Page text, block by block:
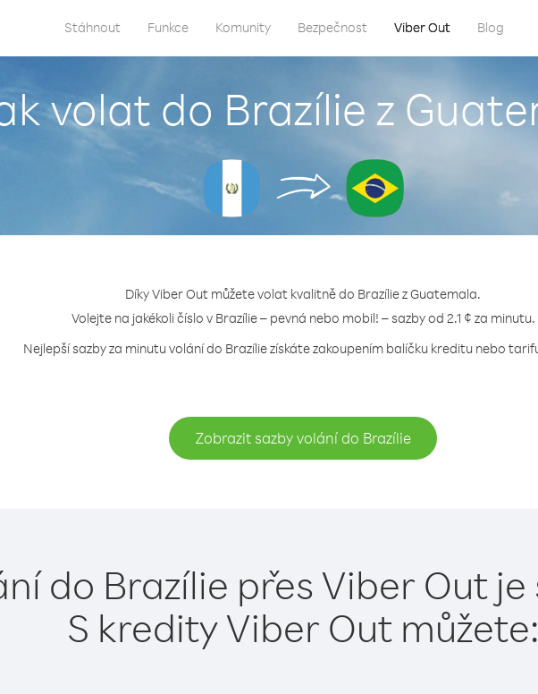
Stáhnout Funkce Komunity Bezpečnost Viber Out Blog
volat do Brazílie z
Díky Viber Out můžete volat kvalitně do Brazílie z Guatemala.
Volejte na jakékoli číslo v Brazílie – pevná nebo mobil! – sazby od 2.1 ¢ za minutu.
Nejlepší sazby za minutu volání do Brazílie získáte zakoupením balíčku kreditu nebo
Zobrazit sazby volání do Brazílie
do Brazílie přes Viber Out
S kredity Viber Out můžete: